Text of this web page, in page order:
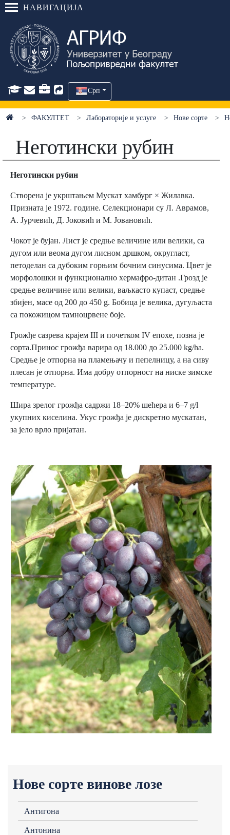
НАВИГАЦИЈА
Срп
ФАКУЛТЕТ Лабораторије и услуге Нове сорте
Нове сорте винове лозе
Антигона
Антонина
Неготински рубин
Неготински рубин
Створена је укрштањем Мускат хамбург × Жилавка.
Призната је 1972. године. Селекционари су Л. Аврамов,
А. Јурчевић, Д. Јоковић и М. Јовановић.
Чокот је бујан. Лист је средње величине или велики, са
дугом или веома дугом лисном дршком, округласт,
петоделан са дубоким горњим бочним синусима. Цвет је
морфолошки и функционално хермафро-дитан .Грозд је
средње величине или велики, ваљкасто купаст, средње
збијен, масе од 200 до 450 g. Бобица је велика, дугуљаста
са покожицом тамноцрвене боје.
Грожђе сазрева крајем III и почетком IV епохе, позна је
сорта.Принос грожђа варира од 18.000 до 25.000 kg/ha.
Средње је отпорна на пламењачу и пепелницу, а на сиву
плесан је отпорна. Има добру отпорност на ниске зимске
температуре.
Шира зрелог грожђа садржи 18–20% шећера и 6–7 g/l
укупних киселина. Укус грожђа је дискретно мускатан,
за јело врло пријатан.